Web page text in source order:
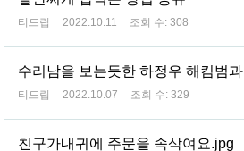
티드립 2022.10.11 조회 수: 308
수리남을 보는듯한 하정우 해킴범
티드립 2022.10.07 조회 수: 329
친구가내귀에 주문을 속삭여요.jpg